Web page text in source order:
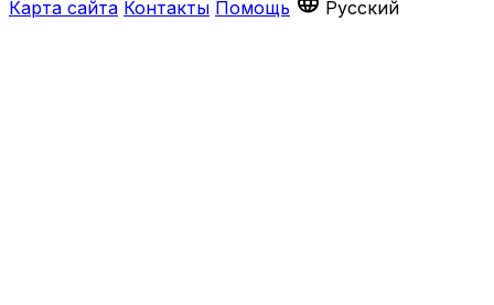
Карта сайта Контакты Помощь Русский